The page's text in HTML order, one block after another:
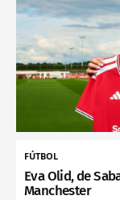
FÚTBOL
Eva Olid, de
Manchester